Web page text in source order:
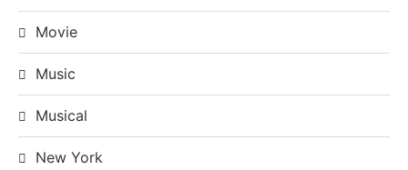
Movie
Music
Musical
New York